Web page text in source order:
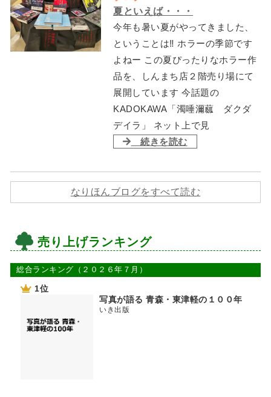
夏といえば・・・
今年も暑い夏がやってきました、
ということは‼ ホラーの季節です
よねー この夏ぴったりなホラー作
品を、しんまち店２階売り場にて
展開しています 今話題の
KADOKAWA「濁唾濔蓏 ダクダ
デイラ」 ネット上で見
続きを読む
なりほんブログをすべて読む
売り上げランキング
総合ランキング（２０２６年７月）
1位
写真が語る 青森・東津軽の１００年
いき出版